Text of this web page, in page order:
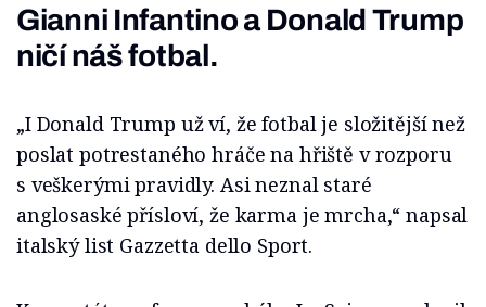
Gianni Infantino a Donald Trump
ničí náš fotbal.
„I Donald Trump už ví, že fotbal je složitější než
poslat potrestaného hráče na hřiště v rozporu
s veškerými pravidly. Asi neznal staré
anglosaské přísloví, že karma je mrcha,“ napsal
italský list Gazzetta dello Sport.